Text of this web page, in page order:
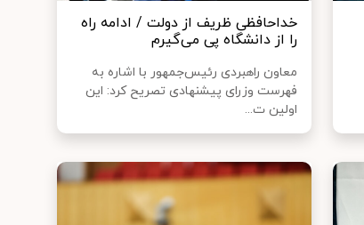
خداحافظی ظریف از دولت / ادامه راه
را از دانشگاه پی می‌گیرم
معاون راهبردی رئیس‌جمهور با اشاره به
فهرست وزرای پیشنهادی تصریح کرد: این
اولین ت...